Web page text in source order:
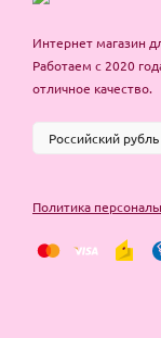
Интернет магазин
Работаем с 2020
отличное качество.
Политика